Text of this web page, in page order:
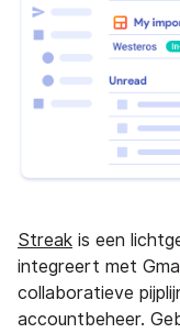
Streak is een
integreert met
collaboratieve
accountbeheer.